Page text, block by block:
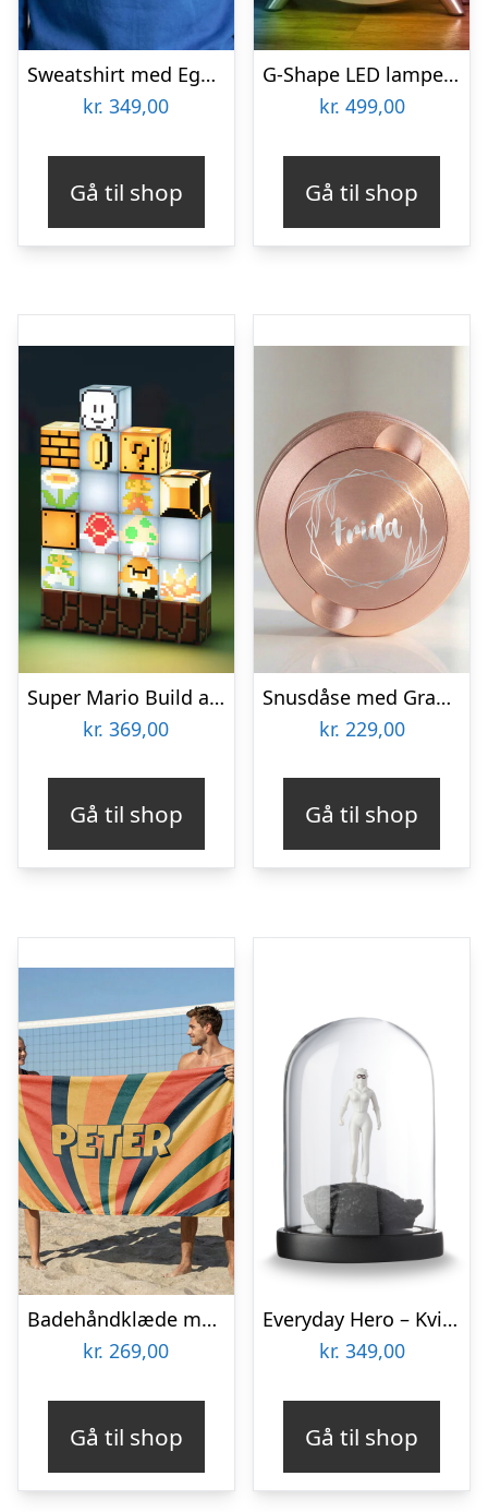
Sweatshirt med Egen Tekst – Julemotiv
kr. 349,00
Gå til shop
G-Shape LED lampe med vilde funktioner – hvid – Stor
kr. 499,00
Gå til shop
Super Mario Build a Level Lampe
kr. 369,00
Gå til shop
Snusdåse med Gravering – Egen Tekst
kr. 229,00
Gå til shop
Badehåndklæde med Egen Tekst – Retrodesign
kr. 269,00
Gå til shop
Everyday Hero – Kvinde
kr. 349,00
Gå til shop